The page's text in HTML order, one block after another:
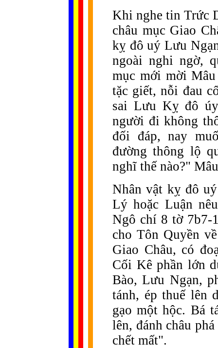
Khi nghe tin Trức
châu mục Giao
kỵ đô uý Lưu
ngoài nghi ngờ,
mục mới mời
tặc giết, nỗi đau
sai Lưu Kỵ đô
người đi không
đối đáp, nay
đường thông lộ
nghĩ thế nào?"
Nhân vật kỵ đô
Lý hoặc Luận
Ngô chí 8 tờ 7b7-
cho Tôn Quyền
Giao Châu, có
Cối Kê phần lớn
Bào, Lưu Ngạn,
tánh, ép thuế lên
gạo một hộc. Bá
lên, đánh châu
chết mất".